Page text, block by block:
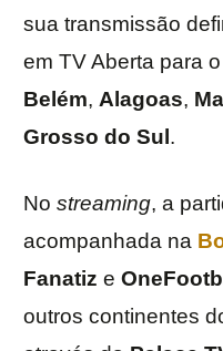
sua transmissão
em TV Aberta para o
Belém, Alagoas,
Grosso do Sul .
No streaming, a
acompanhada na
Fanatiz e
outros continentes